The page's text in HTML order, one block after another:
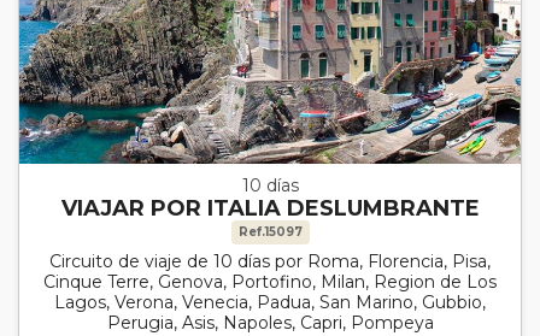
10 días
VIAJAR POR ITALIA DESLUMBRANTE
Ref.15097
Circuito de viaje de 10 días por Roma, Florencia, Pisa,
Cinque Terre, Genova, Portofino, Milan, Region de Los
Lagos, Verona, Venecia, Padua, San Marino, Gubbio,
Perugia, Asis, Napoles, Capri, Pompeya